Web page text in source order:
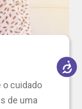
o cuidado
de uma